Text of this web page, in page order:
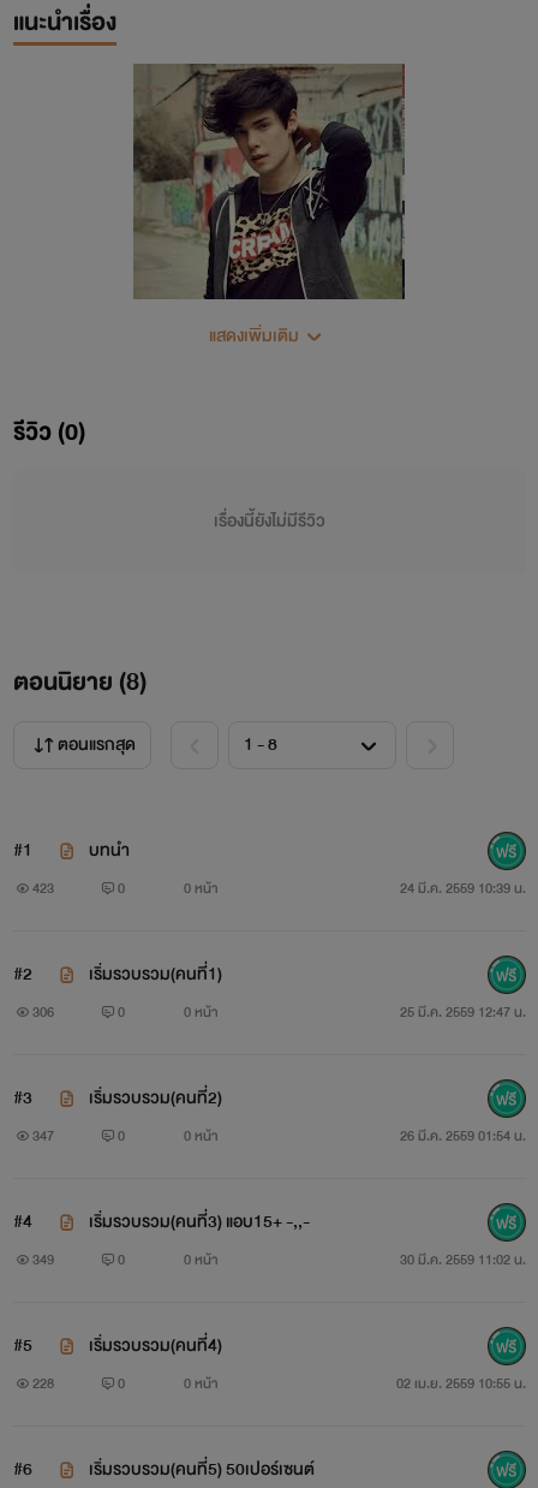
แนะนำเรื่อง
แห่งญี่ปุ่นกับคุณเมยอนเจ้าของบริษัทผลิตของแบรนเนมชื่อดัง
ความฝันของเรียวกิคือการเป็นสายลับเหมือนเจมส์บอน 007
เรียวกิเป็นคนที่น่าเกรงขาม แต่เสียอย่างเดีบวที่เขาชอบ...ตุ๊กตา
อายุ:24ปี
สถานะ:โสด
ความสามารถ:การต่อสู้ทั้งการใช้ปืน ธนู และศิลปะป้องกันตัว
ขั้น Professional
#คนอื่นติดตามเอาเองน้าาาาาาาาา
เนื่องจากคุณลูก'เรียวกิ'กำลังอ่อนล้า คุณแม่'เมยอน'เลยต้อง
หน่วยงานสายลับ'SSP'ขึ้นมา!!!
แสดงเพิ่มเติม
รีวิว (0)
เรื่องนี้ยังไม่มีรีวิว
ตอนนิยาย (8)
ตอนแรกสุด
#1 บทนำ
423 0 0 หน้า 24 มี.ค. 2559 10:39 น.
#2 เริ่มรวบรวม(คนที่1)
306 0 0 หน้า 25 มี.ค. 2559 12:47 น.
#3 เริ่มรวบรวม(คนที่2)
347 0 0 หน้า 26 มี.ค. 2559 01:54 น.
#4 เริ่มรวบรวม(คนที่3) แอบ15+ -,,-
349 0 0 หน้า 30 มี.ค. 2559 11:02 น.
#5 เริ่มรวบรวม(คนที่4)
228 0 0 หน้า 02 เม.ย. 2559 10:55 น.
#6 เริ่มรวบรวม(คนที่5) 50เปอร์เซนต์